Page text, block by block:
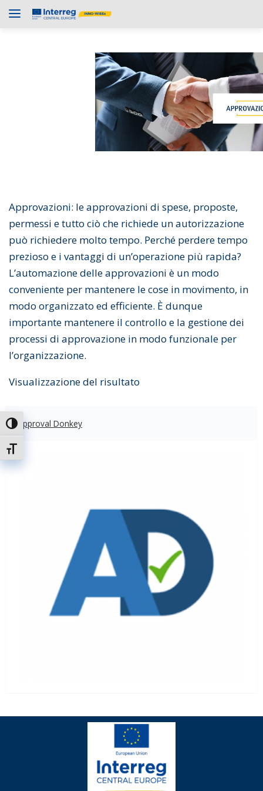
Attiva/disattiva alto contrasto
Attiva/disattiva dimensione testo
Approvazioni: le approvazioni di spese, proposte,
permessi e tutto ciò che richiede un autorizzazione
può richiedere molto tempo. Perché perdere tempo
prezioso e i vantaggi di un’operazione più rapida?
L’automazione delle approvazioni è un modo
conveniente per mantenere le cose in movimento, in
modo organizzato ed efficiente. È dunque
importante mantenere il controllo e la gestione dei
processi di approvazione in modo funzionale per
l’organizzazione.
Visualizzazione del risultato
Approval Donkey